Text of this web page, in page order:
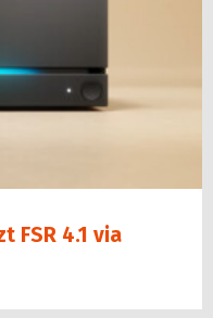
FSR 4.1 via